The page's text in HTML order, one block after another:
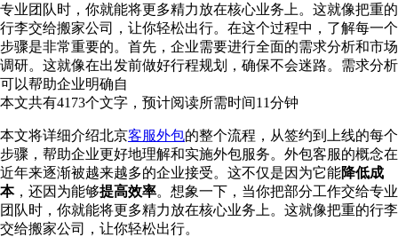
专业团队时，你就能将更多精力放在核心业务上。这就像把重的
行李交给搬家公司，让你轻松出行。在这个过程中，了解每一个
步骤是非常重要的。首先，企业需要进行全面的需求分析和市场
调研。这就像在出发前做好行程规划，确保不会迷路。需求分析
可以帮助企业明确自
本文共有4173个文字，预计阅读所需时间11分钟
本文将详细介绍北京客服外包的整个流程，从签约到上线的每个
步骤，帮助企业更好地理解和实施外包服务。外包客服的概念在
近年来逐渐被越来越多的企业接受。这不仅是因为它能降低成
本，还因为能够提高效率。想象一下，当你把部分工作交给专业
团队时，你就能将更多精力放在核心业务上。这就像把重的行李
交给搬家公司，让你轻松出行。